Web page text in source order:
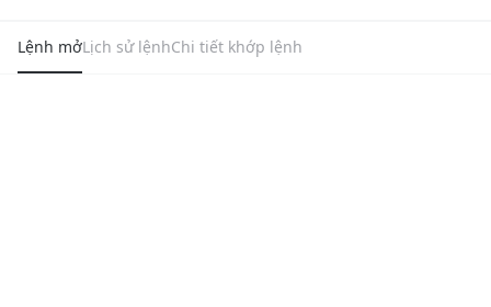
Lệnh mởLịch sử lệnhChi tiết khớp lệnh